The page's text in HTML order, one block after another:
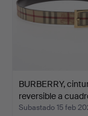
BURBERRY,
reversible a
Subastado 15 feb